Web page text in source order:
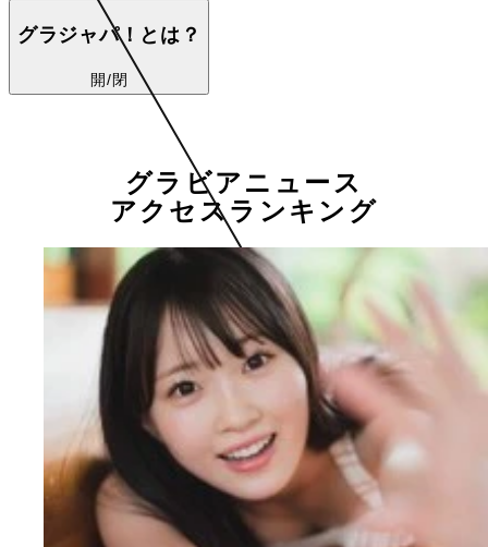
グラジャパ！とは？
開/閉
グラビアニュース
アクセスランキング